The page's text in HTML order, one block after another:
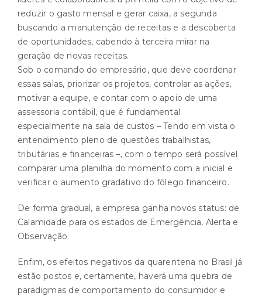
reduzir o gasto mensal e gerar caixa, a segunda
buscando a manutenção de receitas e a descoberta
de oportunidades, cabendo à terceira mirar na
geração de novas receitas.
Sob o comando do empresário, que deve coordenar
essas salas, priorizar os projetos, controlar as ações,
motivar a equipe, e contar com o apoio de uma
assessoria contábil, que é fundamental
especialmente na sala de custos – Tendo em vista o
entendimento pleno de questões trabalhistas,
tributárias e financeiras –, com o tempo será possível
comparar uma planilha do momento com a inicial e
verificar o aumento gradativo do fôlego financeiro.
De forma gradual, a empresa ganha novos status: de
Calamidade para os estados de Emergência, Alerta e
Observação.
Enfim, os efeitos negativos da quarentena no Brasil já
estão postos e, certamente, haverá uma quebra de
paradigmas de comportamento do consumidor e